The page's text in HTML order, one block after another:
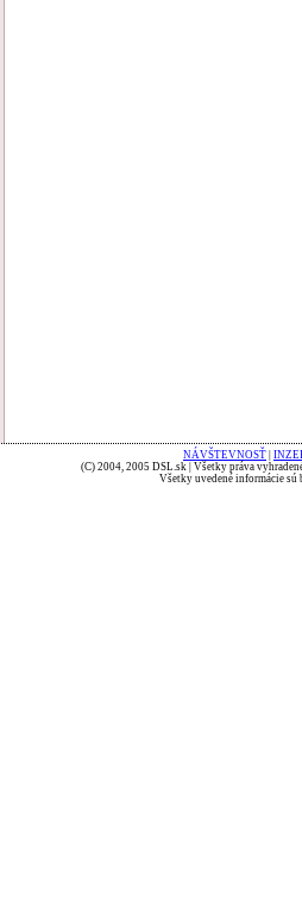
NÁVŠTEVNOSŤ
(C) 2004, 2005 DSL.sk | Všetky práva
Všetky uvedené informácie sú